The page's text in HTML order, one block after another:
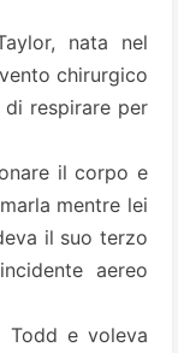
nata nel
chirurgico
di respirare per
il corpo e
mentre lei
il suo terzo
aereo
e voleva